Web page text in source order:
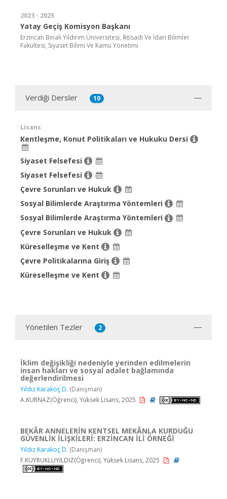
2023 - 2025
Yatay Geçiş Komisyon Başkanı
Erzincan Binali Yıldırım Üniversitesi, İktisadi Ve İdari Bilimler
Fakültesi, Siyaset Bilimi Ve Kamu Yönetimi
Verdiği Dersler 10
Lisans
Kentleşme, Konut Politikaları ve Hukuku Dersi
Siyaset Felsefesi
Siyaset Felsefesi
Çevre Sorunları ve Hukuk
Sosyal Bilimlerde Araştırma Yöntemleri
Sosyal Bilimlerde Araştırma Yöntemleri
Çevre Sorunları ve Hukuk
Küreselleşme ve Kent
Çevre Politikalarına Giriş
Küreselleşme ve Kent
Yönetilen Tezler 2
İklim değişikliği nedeniyle yerinden edilmelerin
insan hakları ve sosyal adalet bağlamında
değerlendirilmesi
Yıldız Karakoç D. (Danışman)
A.KURNAZ(Öğrenci), Yüksek Lisans, 2025
BEKÂR ANNELERİN KENTSEL MEKÂNLA KURDUĞU
GÜVENLİK İLİŞKİLERİ: ERZİNCAN İLİ ÖRNEĞİ
Yıldız Karakoç D. (Danışman)
F.KUYRUKLUYILDIZ(Öğrenci), Yüksek Lisans, 2025